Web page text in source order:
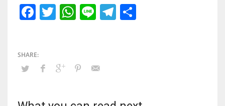
Facebook
Twitter
WhatsApp
LineTelegram